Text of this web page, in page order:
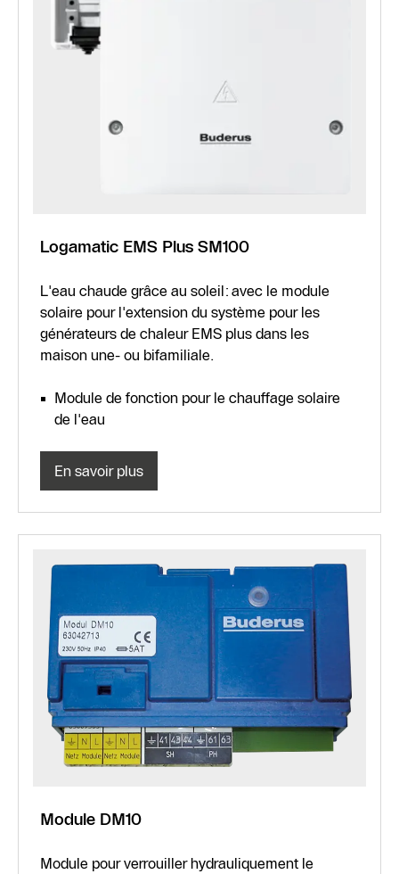
Logamatic EMS Plus SM100
L'eau chaude grâce au soleil: avec le module
solaire pour l'extension du système pour les
générateurs de chaleur EMS plus dans les
maison une- ou bifamiliale.
Module de fonction pour le chauffage solaire
de l'eau
En savoir plus
Module DM10
Module pour verrouiller hydrauliquement le